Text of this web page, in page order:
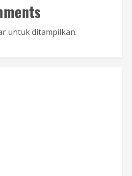
untuk ditampilkan.